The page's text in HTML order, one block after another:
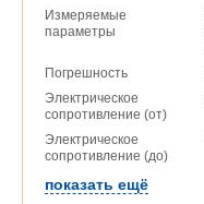
Измеряемые
параметры
Погрешность
Электрическое
сопротивление (от)
Электрическое
сопротивление (до)
показать ещё